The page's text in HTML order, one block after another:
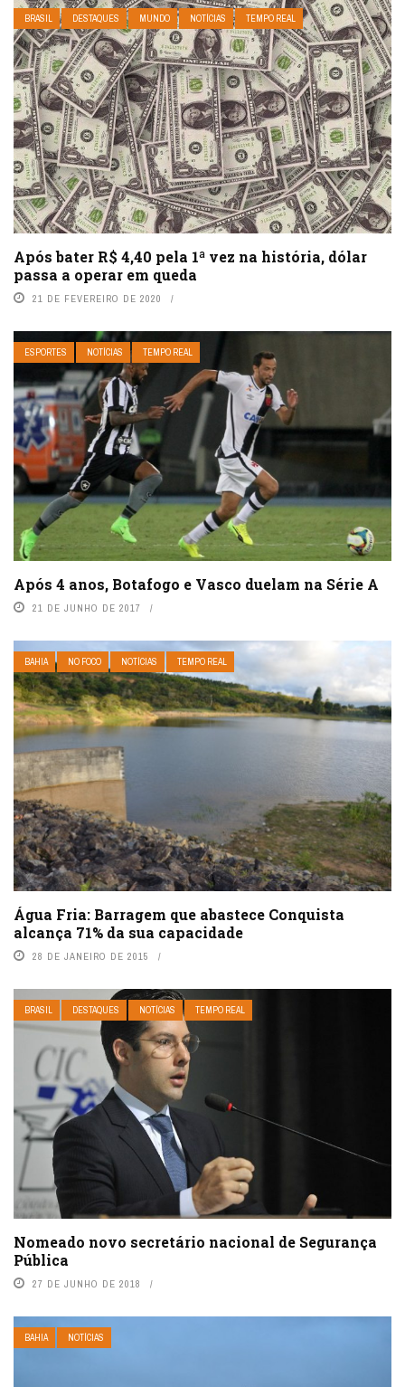
BRASIL DESTAQUES MUNDO NOTÍCIAS TEMPO REAL
Após bater R$ 4,40 pela 1ª vez na história, dólar
passa a operar em queda
21 DE FEVEREIRO DE 2020
ESPORTES NOTÍCIAS TEMPO REAL
Após 4 anos, Botafogo e Vasco duelam na Série A
21 DE JUNHO DE 2017
BAHIA NO FOCO NOTÍCIAS TEMPO REAL
Água Fria: Barragem que abastece Conquista
alcança 71% da sua capacidade
28 DE JANEIRO DE 2015
BRASIL DESTAQUES NOTÍCIAS TEMPO REAL
Nomeado novo secretário nacional de Segurança
Pública
27 DE JUNHO DE 2018
BAHIA NOTÍCIAS